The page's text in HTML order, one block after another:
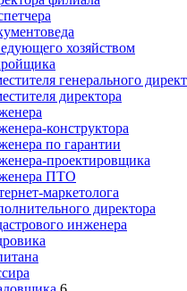
хозяйством
генерального
директора
конструктора
по гарантии
проектировщика
ПТО
маркетолога
директора
инженера